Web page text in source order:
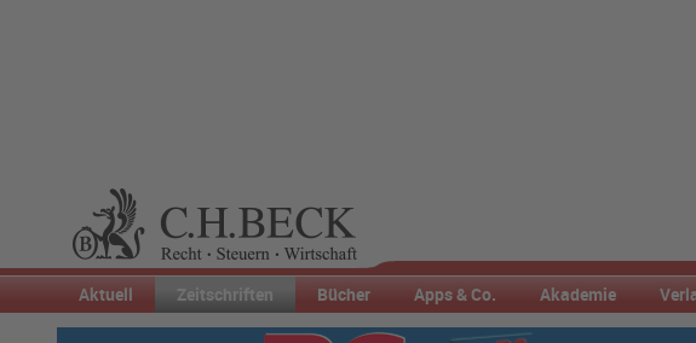
Aktuell Zeitschriften Bücher Apps & Co. Akademie